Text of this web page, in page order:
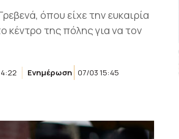
όπου είχε την ευκαιρία
κέντρο της πόλης για να τον
Ενημέρωση 07/03 15:45